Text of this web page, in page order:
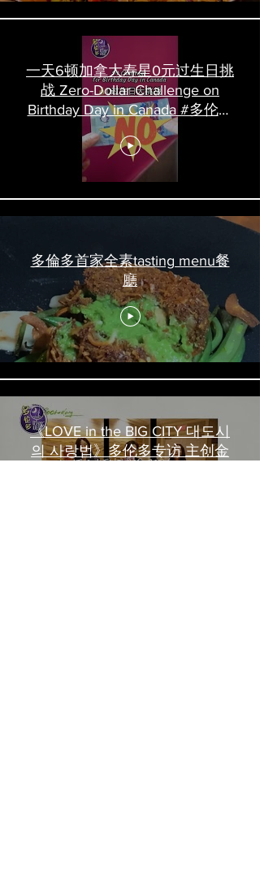
一天6顿加拿大寿星0元过生日挑
战 Zero-Dollar Challenge on
Birthday Day in Canada #多伦多
吃喝玩乐 #多伦多美食
#torontofood
多倫多首家全素tasting menu餐
廳
《LOVE in the BIG CITY 대도시
의 사랑법》多伦多专访 主创金